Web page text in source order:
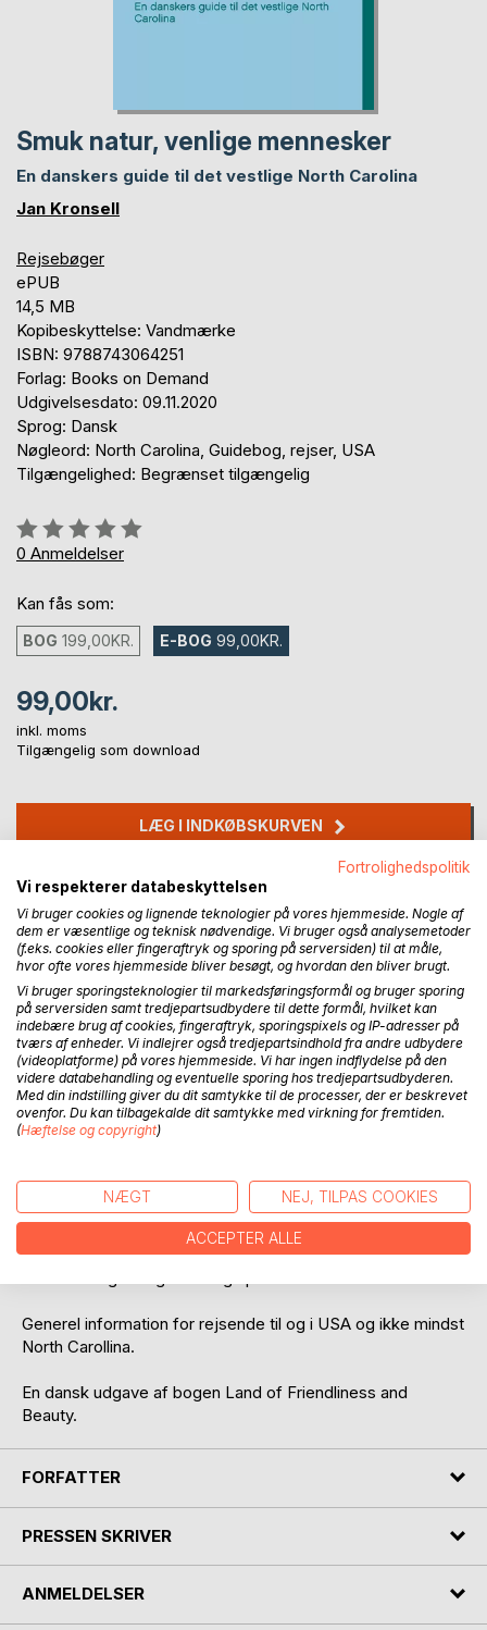
Smuk natur, venlige mennesker
En danskers guide til det vestlige North Carolina
Jan Kronsell
Rejsebøger
ePUB
14,5 MB
Kopibeskyttelse: Vandmærke
ISBN: 9788743064251
Forlag: Books on Demand
Udgivelsesdato: 09.11.2020
Sprog: Dansk
Nøgleord: North Carolina, Guidebog, rejser, USA
Tilgængelighed: Begrænset tilgængelig
Anmeldelse::
0%
0 Anmeldelser
Kan fås som:
BOG 199,00KR. E-BOG 99,00KR.
99,00kr.
inkl. moms
Tilgængelig som download
LÆG I INDKØBSKURVEN
Føj til ønskeliste
Anmeld titel
BESKRIVELSE
En guide til det vestlige North Carolina med beskrivelse af
oplysninger om rejse til og rundt i området.
Beskrivelse af 32 counties i området med statiske
informationer og oplysninger om attraktioner,
Generel information for rejsende til og i USA og ikke mindst
North Carollina.
En dansk udgave af bogen Land of Friendliness and
Beauty.
FORFATTER
PRESSEN SKRIVER
ANMELDELSER
Fortrolighedspolitik
Vi respekterer databeskyttelsen
Vi bruger cookies og lignende teknologier på vores hjemmeside. Nogle af
dem er væsentlige og teknisk nødvendige. Vi bruger også analysemetoder
(f.eks. cookies eller fingeraftryk og sporing på serversiden) til at måle,
hvor ofte vores hjemmeside bliver besøgt, og hvordan den bliver brugt.
Vi bruger sporingsteknologier til markedsføringsformål og bruger sporing
på serversiden samt tredjepartsudbydere til dette formål, hvilket kan
indebære brug af cookies, fingeraftryk, sporingspixels og IP-adresser på
tværs af enheder. Vi indlejrer også tredjepartsindhold fra andre udbydere
(videoplatforme) på vores hjemmeside. Vi har ingen indflydelse på den
videre databehandling og eventuelle sporing hos tredjepartsudbyderen.
Med din indstilling giver du dit samtykke til de processer, der er beskrevet
ovenfor. Du kan tilbagekalde dit samtykke med virkning for fremtiden.
(Hæftelse og copyright)
NÆGT NEJ, TILPAS COOKIES
ACCEPTER ALLE